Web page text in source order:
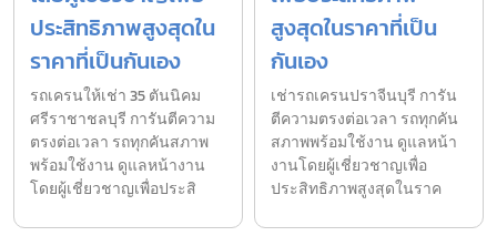
ประสิทธิภาพสูงสุดใน
ราคาที่เป็นกันเอง
รถเครนให้เช่า 35 ตันนิคม
ศรีราชาชลบุรี การันตีความ
ตรงต่อเวลา รถทุกคันสภาพ
พร้อมใช้งาน ดูแลหน้างาน
โดยผู้เชี่ยวชาญเพื่อประสิ
สูงสุดในราคาที่เป็น
กันเอง
เช่ารถเครนปราจีนบุรี การัน
ตีความตรงต่อเวลา รถทุกคัน
สภาพพร้อมใช้งาน ดูแลหน้า
งานโดยผู้เชี่ยวชาญเพื่อ
ประสิทธิภาพสูงสุดในราค